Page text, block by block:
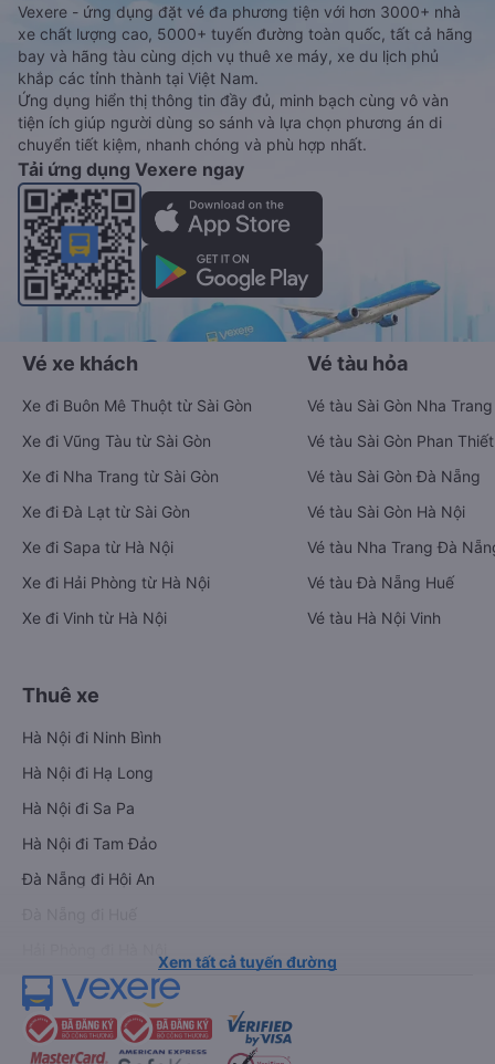
Vexere - ứng dụng đặt vé đa phương tiện với hơn 3000+ nhà
xe chất lượng cao, 5000+ tuyến đường toàn quốc, tất cả hãng
bay và hãng tàu cùng dịch vụ thuê xe máy, xe du lịch phủ
khắp các tỉnh thành tại Việt Nam.
Ứng dụng hiển thị thông tin đầy đủ, minh bạch cùng vô vàn
tiện ích giúp người dùng so sánh và lựa chọn phương án di
chuyển tiết kiệm, nhanh chóng và phù hợp nhất.
Tải ứng dụng Vexere ngay
Vé xe khách
Xe đi Buôn Mê Thuột từ Sài Gòn
Xe đi Vũng Tàu từ Sài Gòn
Xe đi Nha Trang từ Sài Gòn
Xe đi Đà Lạt từ Sài Gòn
Xe đi Sapa từ Hà Nội
Xe đi Hải Phòng từ Hà Nội
Xe đi Vinh từ Hà Nội
Vé tàu hỏa
Vé tàu Sài Gòn Nha Trang
Vé tàu Sài Gòn Phan Thiết
Vé tàu Sài Gòn Đà Nẵng
Vé tàu Sài Gòn Hà Nội
Vé tàu Nha Trang Đà
Vé tàu Đà Nẵng Huế
Vé tàu Hà Nội Vinh
Thuê xe
Hà Nội đi Ninh Bình
Hà Nội đi Hạ Long
Hà Nội đi Sa Pa
Hà Nội đi Tam Đảo
Đà Nẵng đi Hội An
Xem tất cả tuyến đường